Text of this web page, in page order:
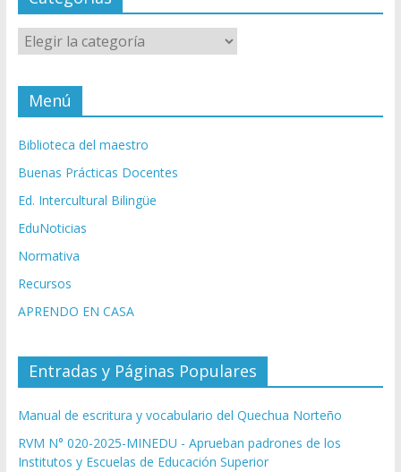
Categorías
Menú
Biblioteca del maestro
Buenas Prácticas Docentes
Ed. Intercultural Bilingüe
EduNoticias
Normativa
Recursos
APRENDO EN CASA
Entradas y Páginas Populares
Manual de escritura y vocabulario del Quechua Norteño
RVM N° 020-2025-MINEDU - Aprueban padrones de los
Institutos y Escuelas de Educación Superior